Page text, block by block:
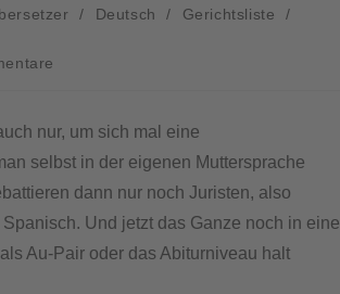
/ Deutsch / Gerichtsliste
/
nur, um sich mal eine
selbst in der eigenen Muttersprache
dann nur noch Juristen, also
Und jetzt das Ganze noch in eine
Au-Pair oder das Abiturniveau halt